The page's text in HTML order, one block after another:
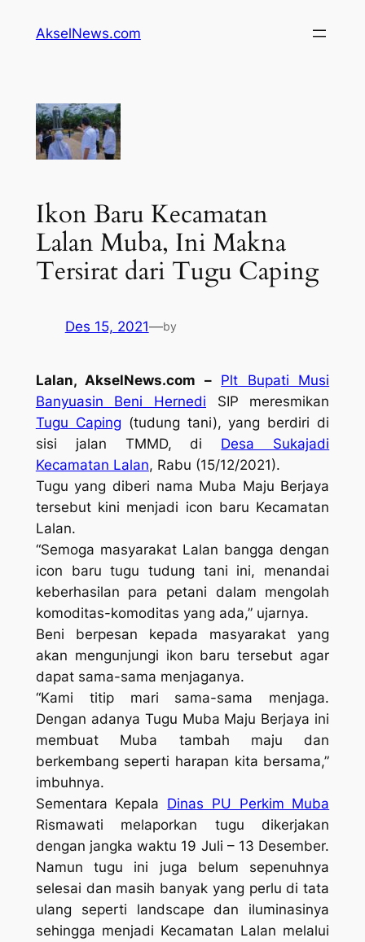
AkselNews.com
Ikon Baru Kecamatan
Lalan Muba, Ini Makna
Tersirat dari Tugu Caping
Des 15, 2021—by
Lalan, AkselNews.com –
Plt Bupati Musi
Banyuasin Beni Hernedi SIP meresmikan
Tugu Caping (tudung tani), yang berdiri di
sisi jalan TMMD, di Desa Sukajadi
Kecamatan Lalan, Rabu (15/12/2021).
Tugu yang diberi nama Muba Maju Berjaya
tersebut kini menjadi icon baru Kecamatan
Lalan.
“Semoga masyarakat Lalan bangga dengan
icon baru tugu tudung tani ini, menandai
keberhasilan para petani dalam mengolah
komoditas-komoditas yang ada,” ujarnya.
Beni berpesan kepada masyarakat yang
akan mengunjungi ikon baru tersebut agar
dapat sama-sama menjaganya.
“Kami titip mari sama-sama menjaga.
Dengan adanya Tugu Muba Maju Berjaya ini
membuat Muba tambah maju dan
berkembang seperti harapan kita bersama,”
imbuhnya.
Sementara Kepala Dinas PU Perkim Muba
Rismawati melaporkan tugu dikerjakan
dengan jangka waktu 19 Juli – 13 Desember.
Namun tugu ini juga belum sepenuhnya
selesai dan masih banyak yang perlu di tata
ulang seperti landscape dan iluminasinya
sehingga menjadi Kecamatan Lalan melalui